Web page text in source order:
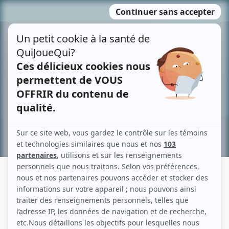
MENU
contenu
Recherche avancée »
SYLVIE CHOQUETTE
Liens
Fiche de Sylvie Choquette sur Showbizz.net